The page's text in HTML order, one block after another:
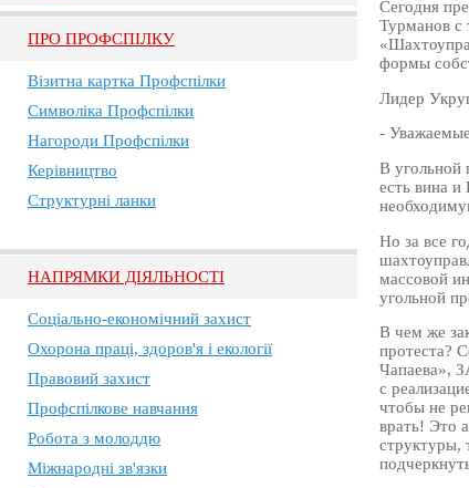
ПРО ПРОФСПIЛКУ
Візитна картка Профспілки
Символіка Профспілки
Нагороди Профспілки
Керівництво
Структурні ланки
НАПРЯМКИ ДІЯЛЬНОСТІ
Соціально-економічний захист
Охорона праці, здоров'я і екології
Правовий захист
Профспілкове навчання
Робота з молоддю
Міжнародні зв'язки
Сегодня
Турманов с
формы
Лидер
-
В угольной
есть вина и
Но за все
массовой
угольной
В чем же
протеста?
Чапаева»,
с
чтобы не
врать! Это
структуры,